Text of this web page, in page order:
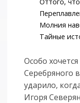
Молния
Тайные
Особо
Серебряного
ударило,
Игоря